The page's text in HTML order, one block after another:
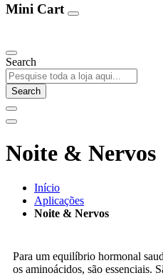
Mini Cart
Search
Search
Noite & Nervos
Início
Aplicações
Noite & Nervos
Para um equilíbrio hormonal
os aminoácidos, são essenciais.